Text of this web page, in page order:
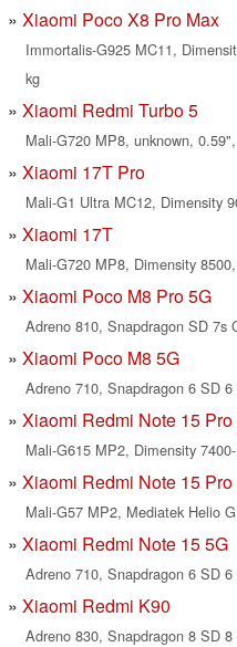
Xiaomi Poco X8 Pro Max
Immortalis-G925 MC11,
kg
Xiaomi Redmi Turbo 5
Mali-G720 MP8, unknown,
Xiaomi 17T Pro
Mali-G1 Ultra MC12, Dimensity
Xiaomi 17T
Mali-G720 MP8, Dimensity
Xiaomi Poco M8 Pro 5G
Adreno 810, Snapdragon SD 7s
Xiaomi Poco M8 5G
Adreno 710, Snapdragon 6 SD
Xiaomi Redmi Note 15 Pro
Mali-G615 MP2, Dimensity
Xiaomi Redmi Note 15 Pro
Mali-G57 MP2, Mediatek Helio
Xiaomi Redmi Note 15 5G
Adreno 710, Snapdragon 6 SD
Xiaomi Redmi K90
Adreno 830, Snapdragon 8 SD